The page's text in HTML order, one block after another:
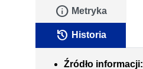
info Metryka
history Historia
Źródło informacji: